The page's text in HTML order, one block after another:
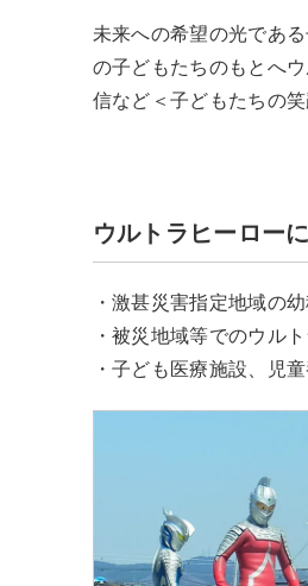
未来への希望の光であ
の子どもたちのもとへ
信など＜子どもたちの
ウルトラヒーロー
・激甚災害指定地域の
・被災地域等でのウル
・子ども医療施設、児